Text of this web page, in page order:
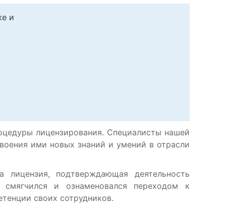
и
лицензирования. Специалисты нашей
ими новых знаний и умений в отрасли
подтверждающая деятельность
и ознаменовался переходом к
своих сотрудников.